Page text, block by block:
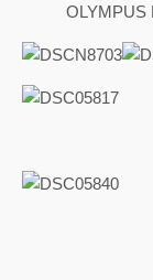
OLYMPUS